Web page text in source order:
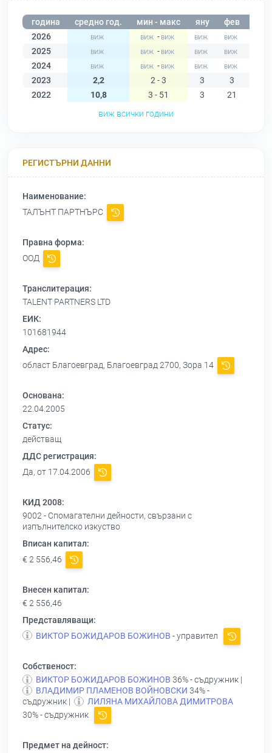
година средно год. мин - макс яну фев
2026
-
2025
-
2024
-
2023
2,2 2 - 3 3 3
2022
10,8 3 - 51 3 21
виж всички години
РЕГИСТЪРНИ ДАННИ
Наименование:
ТАЛЪНТ ПАРТНЪРС
Правна форма:
ООД
Транслитерация:
TALENT PARTNERS LTD
ЕИК:
101681944
Адрес:
област Благоевград, Благоевград 2700, Зора 14
Основана:
22.04.2005
Статус:
действащ
ДДС регистрация:
Да, от 17.04.2006
КИД 2008:
9002 - Спомагателни дейности, свързани с
изпълнителско изкуство
Вписан капитал:
€ 2 556,46
Внесен капитал:
€ 2 556,46
Представляващи:
ВИКТОР БОЖИДАРОВ БОЖИНОВ - управител
Собственост:
ВИКТОР БОЖИДАРОВ БОЖИНОВ 36% - съдружник |
ВЛАДИМИР ПЛАМЕНОВ ВОЙНОВСКИ 34% -
съдружник |
ЛИЛЯНА МИХАЙЛОВА ДИМИТРОВА
30% - съдружник
Предмет на дейност: